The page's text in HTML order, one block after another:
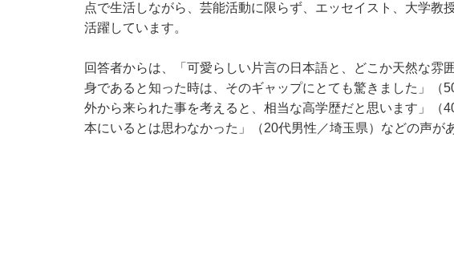
点で生活しながら、芸能活動に限らず、エッセイスト、大学教
活躍しています。
回答者からは、「可愛らしい片言の日本語と、どこか天然な雰
身であると知った時は、そのギャップにとても驚きました」（
外から来られた事を考えると、相当な高学歴だと思います」（
本にいるとは思わなかった」（20代男性／埼玉県）などの声が